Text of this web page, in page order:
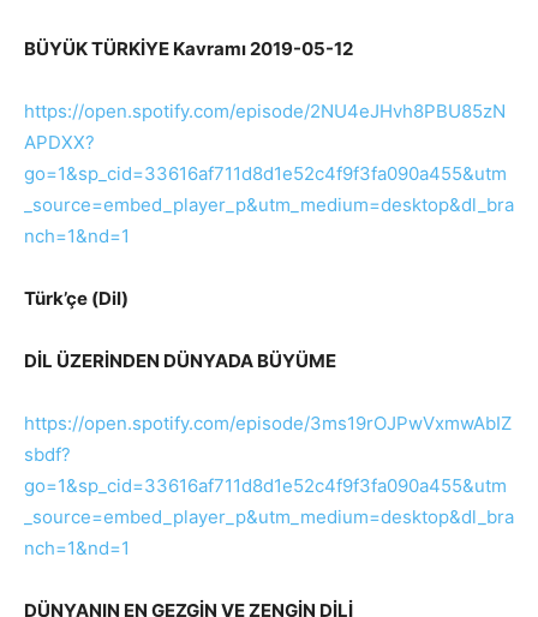
BÜYÜK TÜRKİYE Kavramı 2019-05-12
https://open.spotify.com/episode/2NU4eJHvh8PBU85zN
APDXX?
go=1&sp_cid=33616af711d8d1e52c4f9f3fa090a455&utm
_source=embed_player_p&utm_medium=desktop&dl_bra
nch=1&nd=1
Türk’çe (Dil)
DİL ÜZERİNDEN DÜNYADA BÜYÜME
https://open.spotify.com/episode/3ms19rOJPwVxmwAbIZ
sbdf?
go=1&sp_cid=33616af711d8d1e52c4f9f3fa090a455&utm
_source=embed_player_p&utm_medium=desktop&dl_bra
nch=1&nd=1
DÜNYANIN EN GEZGİN VE ZENGİN DİLİ